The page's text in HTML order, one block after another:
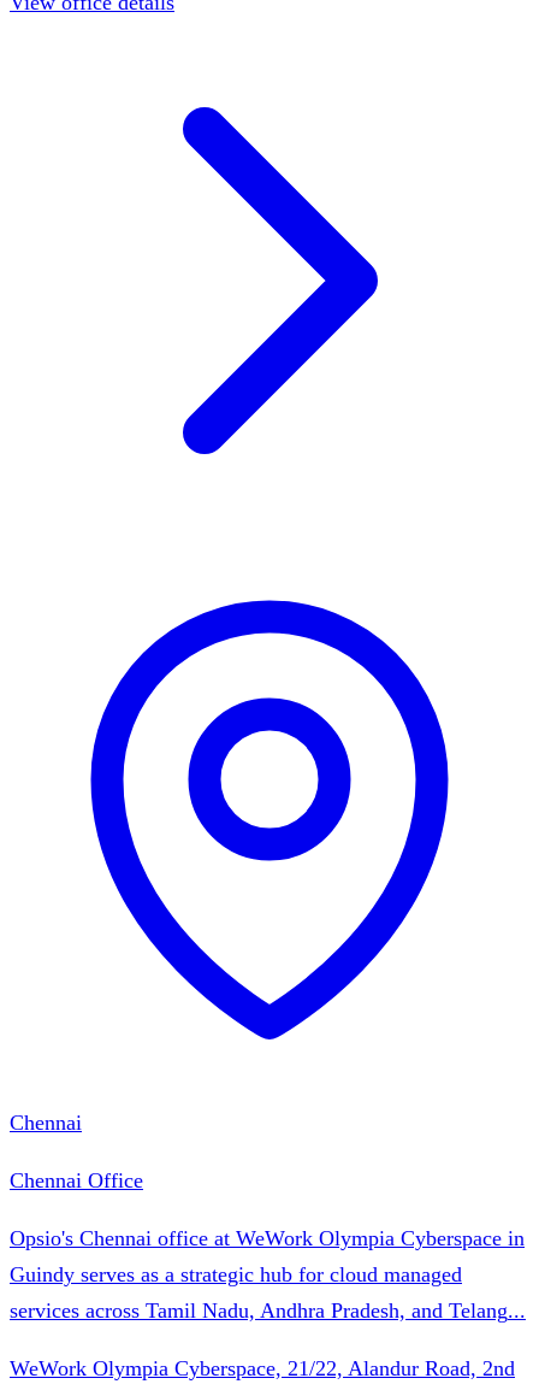
Chennai
Chennai Office
Opsio's Chennai office at WeWork Olympia Cyberspace in
Guindy serves as a strategic hub for cloud managed
services across Tamil Nadu, Andhra Pradesh, and Telang...
WeWork Olympia Cyberspace, 21/22, Alandur Road, 2nd